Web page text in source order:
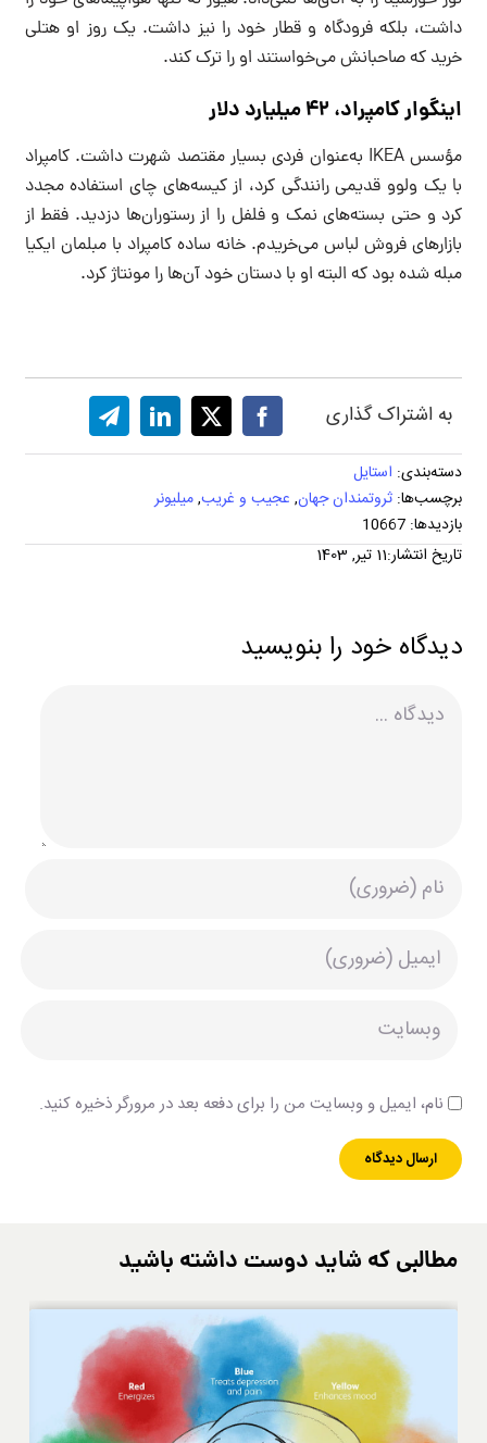
داشت، بلکه فرودگاه و قطار خود را نیز داشت. یک روز او هتلی
خرید که صاحبانش می‌خواستند او را ترک کند.
اینگوار کامپراد، ۴۲ میلیارد دلار
مؤسس IKEA به‌عنوان فردی بسیار مقتصد شهرت داشت. کامپراد
با یک ولوو قدیمی رانندگی کرد، از کیسه‌های چای استفاده مجدد
کرد و حتی بسته‌های نمک و فلفل را از رستوران‌ها دزدید. فقط از
بازارهای فروش لباس می‌خریدم. خانه ساده کامپراد با مبلمان ایکیا
مبله شده بود که البته او با دستان خود آن‌ها را مونتاژ کرد.
به اشتراک گذاری
دسته‌بندی: استایل
برچسب‌ها: ثروتمندان جهان, عجیب و غریب,میلیونر
بازدیدها: 10667
تاریخ انتشار:11 تیر, 1403
دیدگاه خود را بنویسید
نام، ایمیل و وبسایت من را برای دفعه بعد در مرورگر ذخیره کنید.
مطالبی که شاید دوست داشته باشید